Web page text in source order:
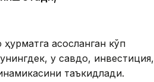
асосланган кўп
у савдо, инвестиция,
таъкидлади.